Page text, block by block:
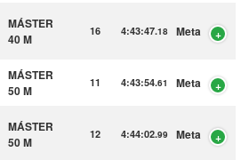
MÁSTER
40 M
16 4:43:47.18 Meta
MÁSTER
50 M
11 4:43:54.61 Meta
MÁSTER
50 M
12 4:44:02.99 Meta